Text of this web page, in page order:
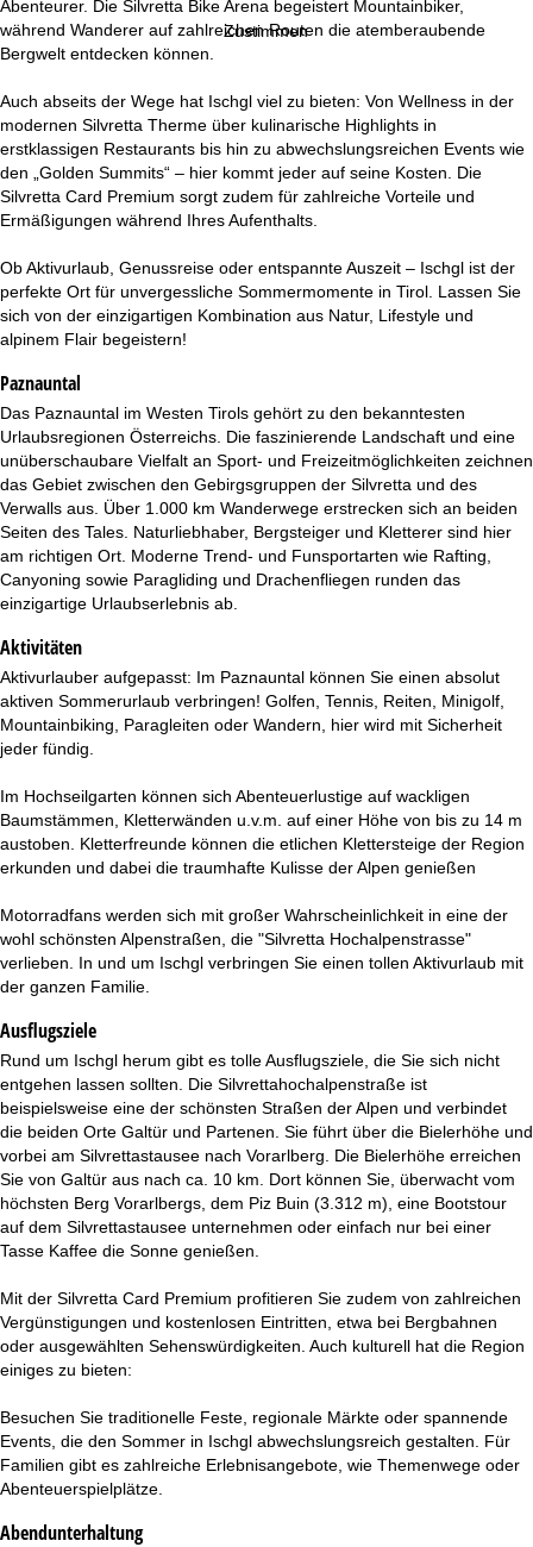
Zustimmen
Abenteurer. Die Silvretta Bike Arena begeistert Mountainbiker,
während Wanderer auf zahlreichen Routen die atemberaubende
Bergwelt entdecken können.
Auch abseits der Wege hat Ischgl viel zu bieten: Von Wellness in der
modernen Silvretta Therme über kulinarische Highlights in
erstklassigen Restaurants bis hin zu abwechslungsreichen Events wie
den „Golden Summits“ – hier kommt jeder auf seine Kosten. Die
Silvretta Card Premium sorgt zudem für zahlreiche Vorteile und
Ermäßigungen während Ihres Aufenthalts.
Ob Aktivurlaub, Genussreise oder entspannte Auszeit – Ischgl ist der
perfekte Ort für unvergessliche Sommermomente in Tirol. Lassen Sie
sich von der einzigartigen Kombination aus Natur, Lifestyle und
alpinem Flair begeistern!
Paznauntal
Das Paznauntal im Westen Tirols gehört zu den bekanntesten
Urlaubsregionen Österreichs. Die faszinierende Landschaft und eine
unüberschaubare Vielfalt an Sport- und Freizeitmöglichkeiten zeichnen
das Gebiet zwischen den Gebirgsgruppen der Silvretta und des
Verwalls aus. Über 1.000 km Wanderwege erstrecken sich an beiden
Seiten des Tales. Naturliebhaber, Bergsteiger und Kletterer sind hier
am richtigen Ort. Moderne Trend- und Funsportarten wie Rafting,
Canyoning sowie Paragliding und Drachenfliegen runden das
einzigartige Urlaubserlebnis ab.
Aktivitäten
Aktivurlauber aufgepasst: Im Paznauntal können Sie einen absolut
aktiven Sommerurlaub verbringen! Golfen, Tennis, Reiten, Minigolf,
Mountainbiking, Paragleiten oder Wandern, hier wird mit Sicherheit
jeder fündig.
Im Hochseilgarten können sich Abenteuerlustige auf wackligen
Baumstämmen, Kletterwänden u.v.m. auf einer Höhe von bis zu 14 m
austoben. Kletterfreunde können die etlichen Klettersteige der Region
erkunden und dabei die traumhafte Kulisse der Alpen genießen
Motorradfans werden sich mit großer Wahrscheinlichkeit in eine der
wohl schönsten Alpenstraßen, die "Silvretta Hochalpenstrasse"
verlieben. In und um Ischgl verbringen Sie einen tollen Aktivurlaub mit
der ganzen Familie.
Ausflugsziele
Rund um Ischgl herum gibt es tolle Ausflugsziele, die Sie sich nicht
entgehen lassen sollten. Die Silvrettahochalpenstraße ist
beispielsweise eine der schönsten Straßen der Alpen und verbindet
die beiden Orte Galtür und Partenen. Sie führt über die Bielerhöhe und
vorbei am Silvrettastausee nach Vorarlberg. Die Bielerhöhe erreichen
Sie von Galtür aus nach ca. 10 km. Dort können Sie, überwacht vom
höchsten Berg Vorarlbergs, dem Piz Buin (3.312 m), eine Bootstour
auf dem Silvrettastausee unternehmen oder einfach nur bei einer
Tasse Kaffee die Sonne genießen.
Mit der Silvretta Card Premium profitieren Sie zudem von zahlreichen
Vergünstigungen und kostenlosen Eintritten, etwa bei Bergbahnen
oder ausgewählten Sehenswürdigkeiten. Auch kulturell hat die Region
einiges zu bieten:
Besuchen Sie traditionelle Feste, regionale Märkte oder spannende
Events, die den Sommer in Ischgl abwechslungsreich gestalten. Für
Familien gibt es zahlreiche Erlebnisangebote, wie Themenwege oder
Abenteuerspielplätze.
Abendunterhaltung